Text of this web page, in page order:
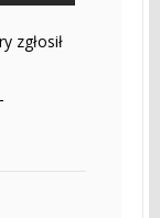
zgłosił